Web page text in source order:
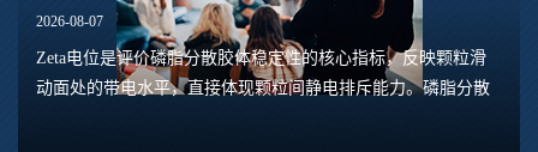
2026-08-07
Zeta电位是评价磷脂分散胶体稳定性的核心指标，反映颗粒滑
动面处的带电水平，直接体现颗粒间静电排斥能力。磷脂分散